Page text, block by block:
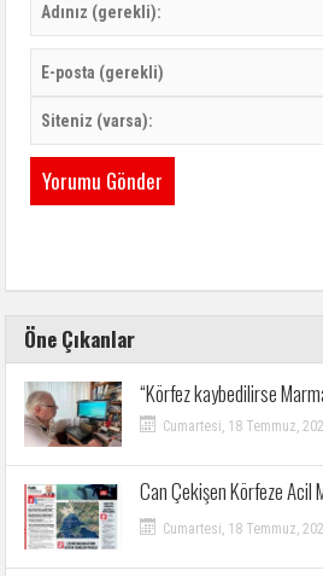
Öne Çıkanlar
“Körfez kaybedilirse
Cumartesi, 18 Temmuz,
Can Çekişen Körfeze Acil
Cumartesi, 18 Temmuz,